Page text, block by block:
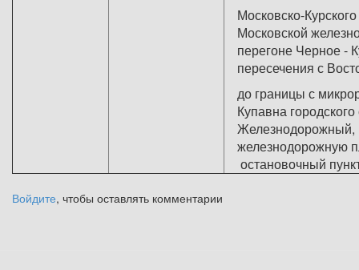
Московско-
Московской
перегоне Черное -
пересечения с
до границы с
Купавна городского
Железнодорожный,
железнодорожную
остановочный
Войдите, чтобы оставлять комментарии